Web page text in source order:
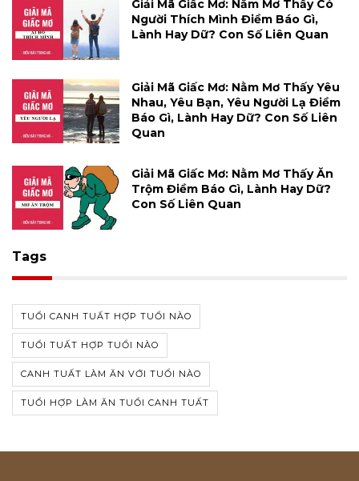
Giải Mã Giấc Mơ: Nằm Mơ Thấy Có
Người Thích Mình Điềm Báo Gì,
Lành Hay Dữ? Con Số Liên Quan
Giải Mã Giấc Mơ: Nằm Mơ Thấy Yêu
Nhau, Yêu Bạn, Yêu Người Lạ Điềm
Báo Gì, Lành Hay Dữ? Con Số Liên
Quan
Giải Mã Giấc Mơ: Nằm Mơ Thấy Ăn
Trộm Điềm Báo Gì, Lành Hay Dữ?
Con Số Liên Quan
Tags
TUỔI CANH TUẤT HỢP TUỔI NÀO
TUỔI TUẤT HỢP TUỔI NÀO
CANH TUẤT LÀM ĂN VỚI TUỔI NÀO
TUỔI HỢP LÀM ĂN TUỔI CANH TUẤT